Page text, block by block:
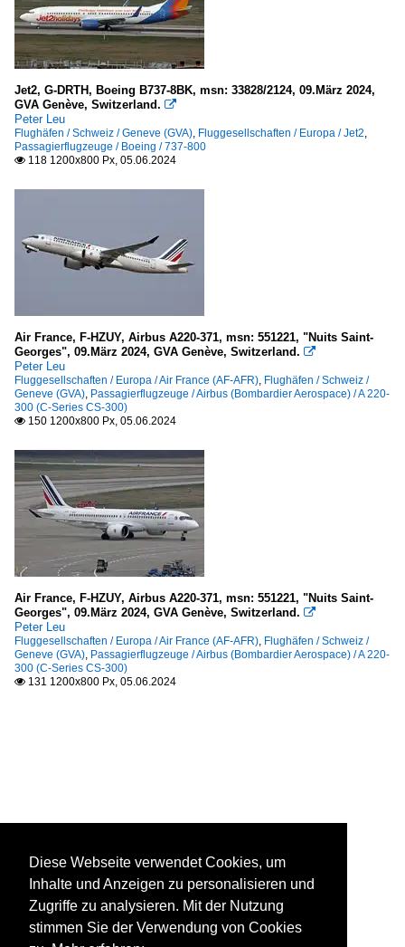
Jet2, G-DRTH, Boeing B737-8BK, msn: 33828/2124, 09.März 2024,
GVA Genève, Switzerland. 
Peter Leu
Flughäfen / Schweiz / Geneve (GVA), Fluggesellschaften / Europa / Jet2,
Passagierflugzeuge / Boeing / 737-800
 118 1200x800 Px, 05.06.2024
Air France, F-HZUY, Airbus A220-371, msn: 551221, "Nuits Saint-
Georges", 09.März 2024, GVA Genève, Switzerland. 
Peter Leu
Fluggesellschaften / Europa / Air France (AF-AFR), Flughäfen / Schweiz /
Geneve (GVA), Passagierflugzeuge / Airbus (Bombardier Aerospace) / A 220-
300 (C-Series CS-300)
 150 1200x800 Px, 05.06.2024
Air France, F-HZUY, Airbus A220-371, msn: 551221, "Nuits Saint-
Georges", 09.März 2024, GVA Genève, Switzerland. 
Peter Leu
Fluggesellschaften / Europa / Air France (AF-AFR), Flughäfen / Schweiz /
Geneve (GVA), Passagierflugzeuge / Airbus (Bombardier Aerospace) / A 220-
300 (C-Series CS-300)
 131 1200x800 Px, 05.06.2024
Diese Webseite verwendet Cookies, um
Inhalte und Anzeigen zu personalisieren und
Zugriffe zu analysieren. Mit der Nutzung
stimmen Sie der Verwendung von Cookies